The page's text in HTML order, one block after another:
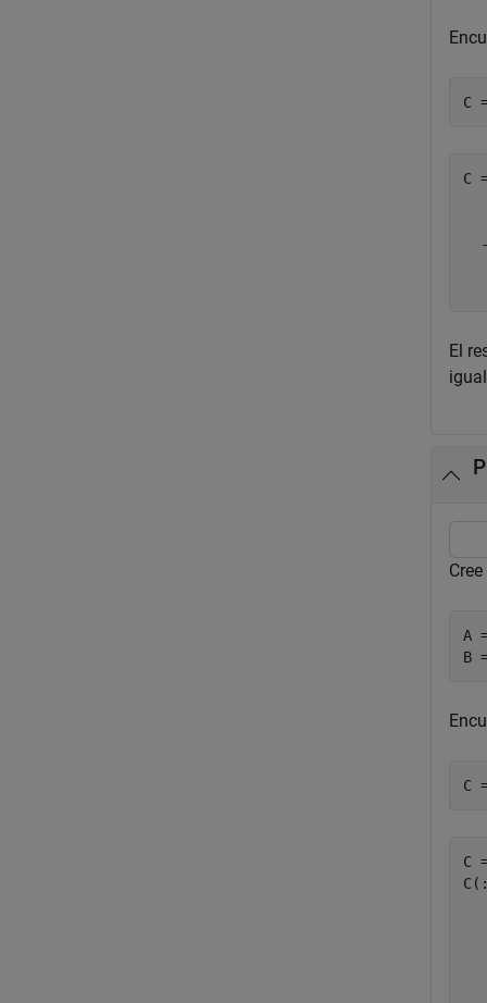
C
C
El
A
B
C
C